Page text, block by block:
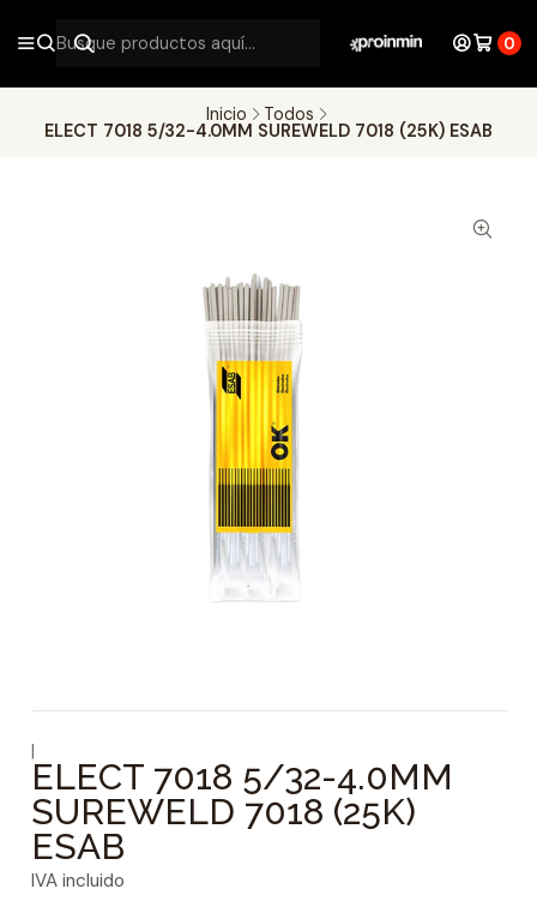
0
Inicio
Todos
ELECT 7018 5/32-4.0MM SUREWELD 7018 (25K) ESAB
|
ELECT 7018 5/32-4.0MM
SUREWELD 7018 (25K)
ESAB
IVA incluido